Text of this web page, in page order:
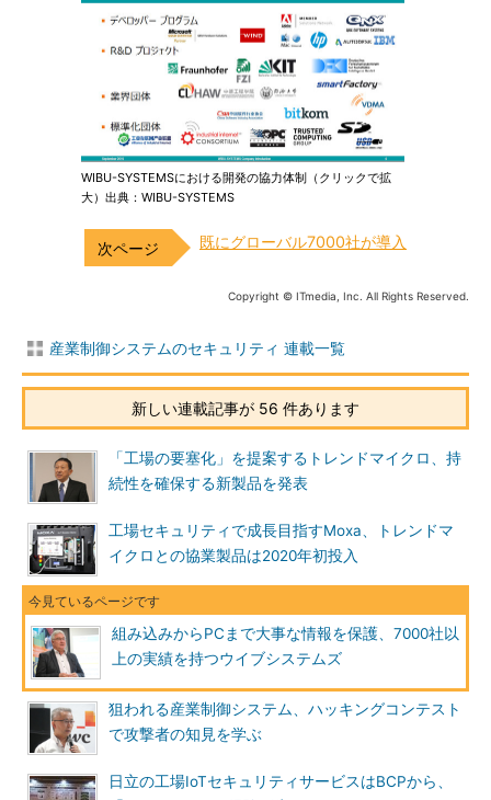
WIBU-SYSTEMSにおける開発の協力体制（クリックで拡
大）出典：WIBU-SYSTEMS
既にグローバル7000社が導入
Copyright © ITmedia, Inc. All Rights Reserved.
産業制御システムのセキュリティ 連載一覧
新しい連載記事が 56 件あります
「工場の要塞化」を提案するトレンドマイクロ、持
続性を確保する新製品を発表
工場セキュリティで成長目指すMoxa、トレンドマ
イクロとの協業製品は2020年初投入
組み込みからPCまで大事な情報を保護、7000社以
上の実績を持つウイブシステムズ
狙われる産業制御システム、ハッキングコンテスト
で攻撃者の知見を学ぶ
日立の工場IoTセキュリティサービスはBCPから、